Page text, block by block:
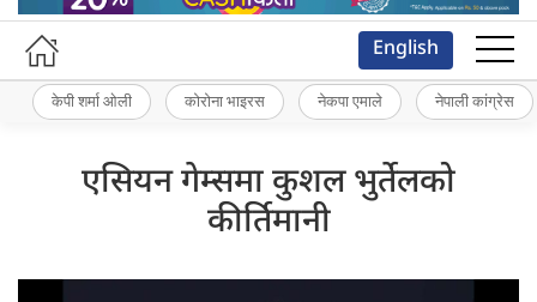
English
केपी शर्मा ओली कोरोना भाइरस नेकपा एमाले नेपाली कांग्रेस
एसियन गेम्समा कुशल भुर्तेलको
कीर्तिमानी